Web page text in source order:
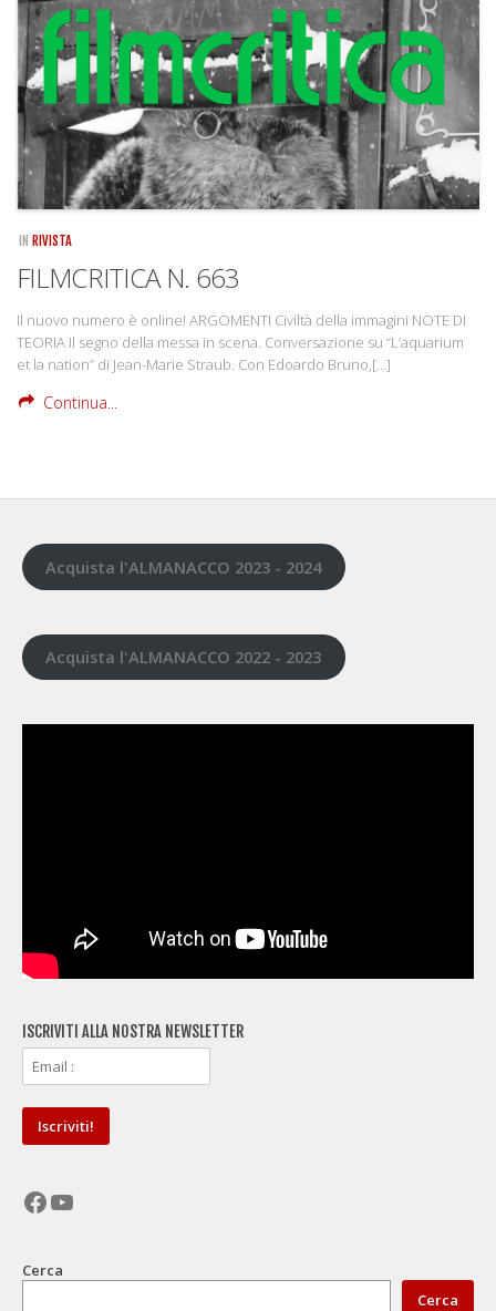
Copertine
Come eravamo
Mnemosyne
IN RIVISTA
FILMCRITICA N. 663
Il nuovo numero è online! ARGOMENTI Civiltà della immagini NOTE DI
TEORIA Il segno della messa in scena. Conversazione su “L’aquarium
et la nation” di Jean-Marie Straub. Con Edoardo Bruno,[…]
Continua...
Acquista l'ALMANACCO 2023 - 2024
Acquista l'ALMANACCO 2022 - 2023
ISCRIVITI ALLA NOSTRA NEWSLETTER
Facebook
YouTube
Cerca
Cerca